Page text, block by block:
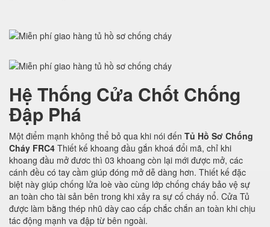
Hệ Thống Cửa Chốt Chống
Đập Phá
Một điểm mạnh không thể bỏ qua khi nói đến Tủ Hồ Sơ Chống
Cháy FRC4 Thiết kế khoang đầu gắn khoá đổi mã, chỉ khi
khoang đầu mở đươc thì 03 khoang còn lại mới được mở, các
cánh đều có tay cầm giúp đóng mở dễ dàng hơn. Thiết kế đặc
biệt này giúp chống lửa loè vào cùng lớp chống cháy bảo vệ sự
an toàn cho tài sản bên trong khi xảy ra sự cố cháy nổ. Cửa Tủ
được làm bằng thép nhũ dày cao cấp chắc chắn an toàn khi chịu
tác động mạnh va đập từ bên ngoài.